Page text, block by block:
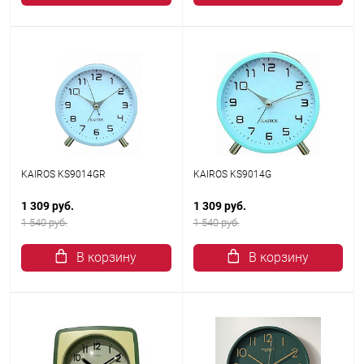
KAIROS KS9014GR
1 309 руб.
1 540 руб.
В корзину
KAIROS KS9014G
1 309 руб.
1 540 руб.
В корзину